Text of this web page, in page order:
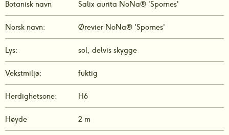
Botanisk navn Salix aurita NoNa® 'Spornes'
Norsk navn: Ørevier NoNa® 'Spornes'
Lys: sol, delvis skygge
Vekstmiljø: fuktig
Herdighetsone: H6
Høyde 2 m